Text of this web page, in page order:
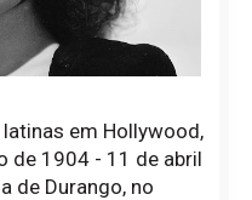
em Hollywood,
de 1904 - 11 de abril
de Durango, no